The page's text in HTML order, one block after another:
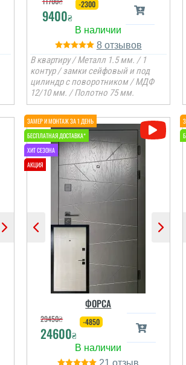
Все загалом добре,
двері сподобались,
встановили, двері
виглядають надійно,
єдине що пришлось
переносити установку на
інший день, а це ще раз
відпрашуватись з
роботи. ...
читати всі відгуки
9400₴
-2300
8
В квартиру / Металл 1.5 мм. / 1
контур / замки сейфовый и под
цилиндр с поворотником / МДФ
12/10 мм. / Полотно 75 мм.
ФОРСА
29450₴
24600₴
-4850
21